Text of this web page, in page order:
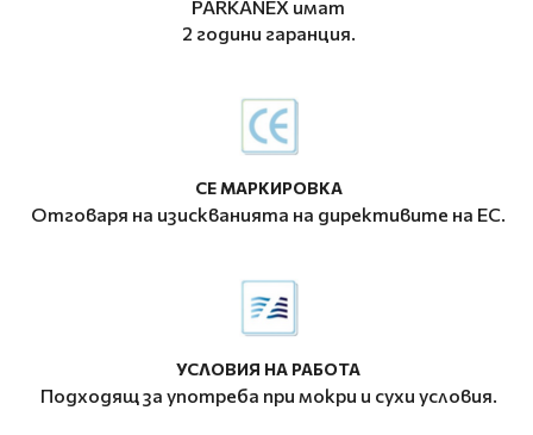
PARKANEX имат
2 години гаранция.
CE МАРКИРОВКА
Отговаря на изискванията на директивите на ЕС.
УСЛОВИЯ НА РАБОТА
Подходящ за употреба при мокри и сухи условия.